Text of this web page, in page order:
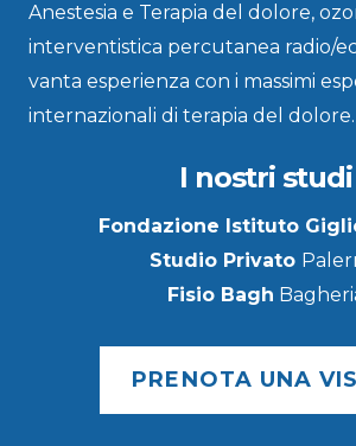
Anestesia e Terapia del dolore,
interventistica percutanea radio/
vanta esperienza con i massimi
internazionali di terapia del dolore.
I nostri studi
Fondazione Istituto
Studio Privato
Fisio Bagh
PRENOTA UNA